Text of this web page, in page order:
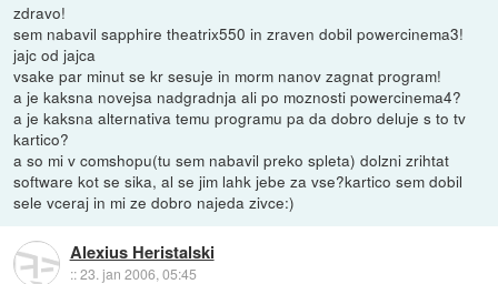
zdravo!
sem nabavil sapphire theatrix550 in zraven dobil powercinema3!
jajc od jajca
vsake par minut se kr sesuje in morm nanov zagnat program!
a je kaksna novejsa nadgradnja ali po moznosti powercinema4?
a je kaksna alternativa temu programu pa da dobro deluje s to tv
kartico?
a so mi v comshopu(tu sem nabavil preko spleta) dolzni zrihtat
software kot se sika, al se jim lahk jebe za vse?kartico sem dobil
sele vceraj in mi ze dobro najeda zivce:)
Alexius Heristalski
::23. jan 2006, 05:45